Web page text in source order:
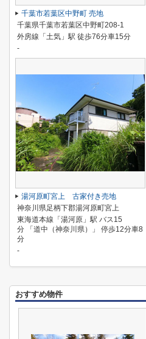
千葉市若葉区中野町 売地
千葉県千葉市若葉区中野町208-1
外房線「土気」駅 徒歩76分車15分
-
湯河原町宮上 古家付き売地
神奈川県足柄下郡湯河原町宮上
東海道本線「湯河原」駅 バス15
分 「道中（神奈川県）」 停歩12分車8
分
-
おすすめ物件